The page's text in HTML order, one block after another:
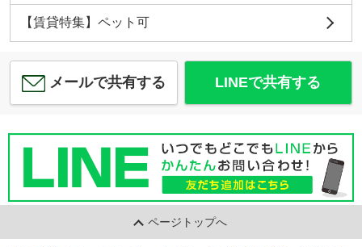
【賃貸特集】ペット可
メールで共有する LINEで共有する
ページトップへ